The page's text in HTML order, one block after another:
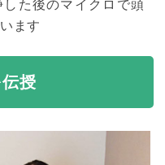
た後のマイクロで頭
ます
授